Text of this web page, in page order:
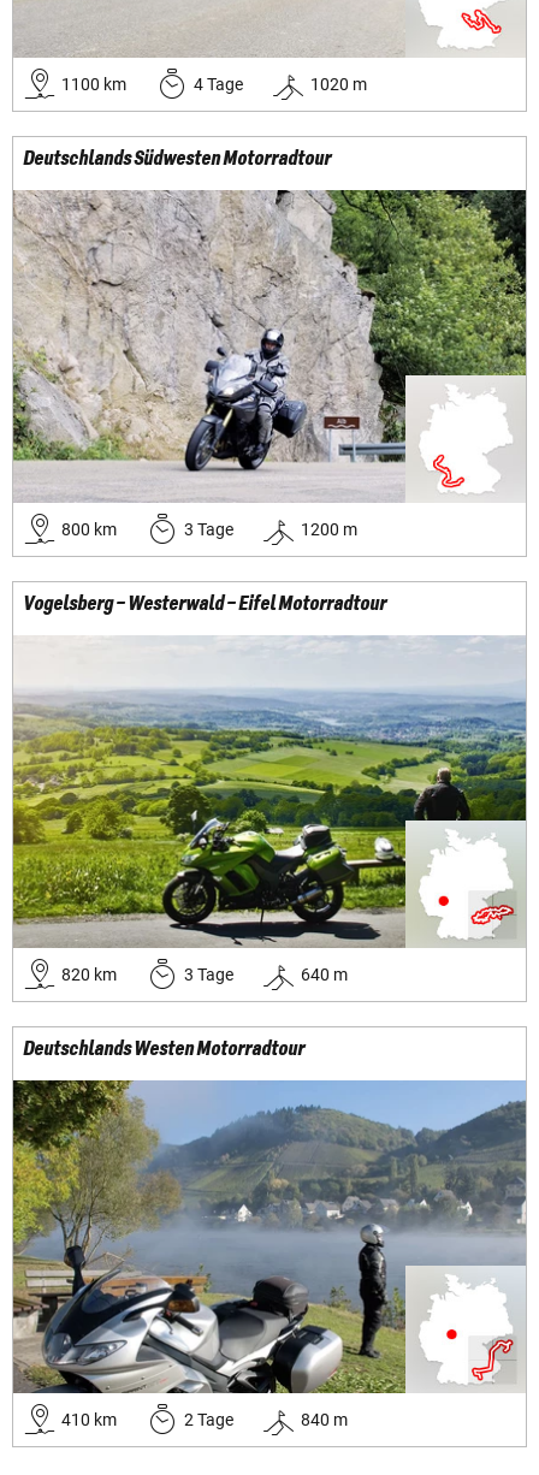
1100 km 4Tage 1020 m
Deutschlands Südwesten Motorradtour
800 km 3 Tage 1200 m
Vogelsberg – Westerwald – Eifel Motorradtour
820 km 3 Tage 640 m
Deutschlands Westen Motorradtour
410 km 2Tage 840 m